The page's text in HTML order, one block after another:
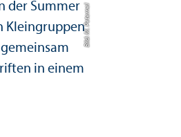
Bild: M. Peternel